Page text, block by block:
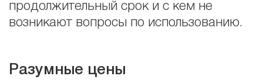
продолжительный срок и с кем не
возникают вопросы по использованию.
Разумные цены